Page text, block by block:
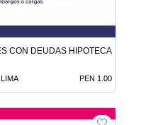
CON DEUDAS HIPOTECAS O
LIMA PEN 1.00